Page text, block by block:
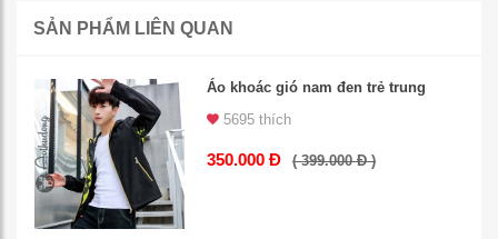
SẢN PHẨM LIÊN QUAN
Áo khoác gió nam đen trẻ trung
5695 thích
350.000 Đ ( 399.000 Đ )